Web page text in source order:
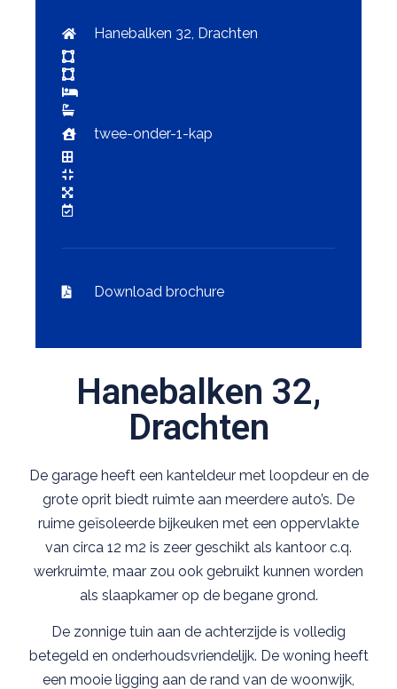
Hanebalken 32,
Drachten
De garage heeft een kanteldeur met loopdeur en de
grote oprit biedt ruimte aan meerdere auto’s. De
ruime geïsoleerde bijkeuken met een oppervlakte
van circa 12 m2 is zeer geschikt als kantoor c.q.
werkruimte, maar zou ook gebruikt kunnen worden
als slaapkamer op de begane grond.
De zonnige tuin aan de achterzijde is volledig
betegeld en onderhoudsvriendelijk. De woning heeft
een mooie ligging aan de rand van de woonwijk,
Hanebalken 32, Drachten
twee-onder-1-kap
Download brochure